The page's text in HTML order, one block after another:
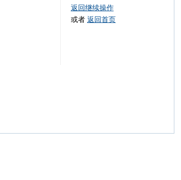
返回继续操作
或者 返回首页